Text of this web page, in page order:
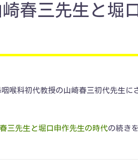
春三先生と堀
喉科初代教授の山崎春三初代先生に
三先生と堀口申作先生の時代の続き